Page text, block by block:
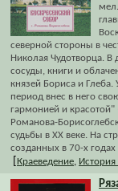
северной стороны в
Николая Чудотворца. В
сосуды, книги и
князей Бориса и
период внес в него
гармонией и
Романова-
судьбы в XX веке. На
созданных в 70-х
Краеведение История